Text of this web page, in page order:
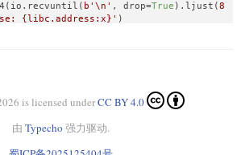
b'\n' , drop=True ).ljust(8
{libc.address:x} ' )
is licensed underCC BY 4.0
由 Typecho 强力驱动.